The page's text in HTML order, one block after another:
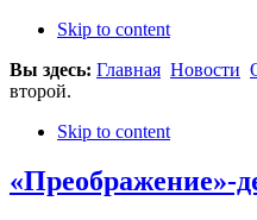
Skip to content
Вы здесь: Главная Новости
второй.
Skip to content
«Преображение»-